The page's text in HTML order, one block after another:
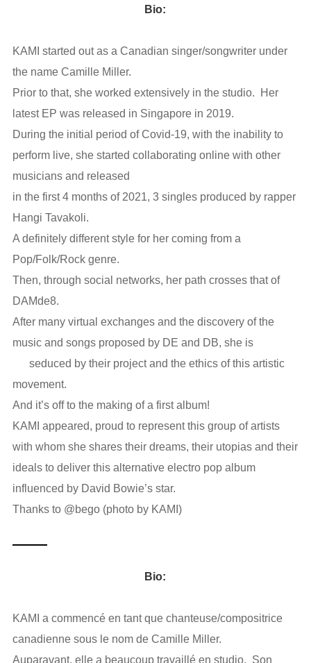
RETROUVEZ NOUS SUR LES
Bio:
KAMI started out as a Canadian singer/songwriter under
the name Camille Miller.
Prior to that, she worked extensively in the studio. Her
latest EP was released in Singapore in 2019.
During the initial period of Covid-19, with the inability to
perform live, she started collaborating online with other
musicians and released
in the first 4 months of 2021, 3 singles produced by rapper
Hangi Tavakoli.
A definitely different style for her coming from a
Pop/Folk/Rock genre.
Then, through social networks, her path crosses that of
DAMde8.
After many virtual exchanges and the discovery of the
music and songs proposed by DE and DB, she is
seduced by their project and the ethics of this artistic
movement.
And it’s off to the making of a first album!
KAMI appeared, proud to represent this group of artists
with whom she shares their dreams, their utopias and their
ideals to deliver this alternative electro pop album
influenced by David Bowie’s star.
Thanks to @bego (photo by KAMI)
Bio:
KAMI a commencé en tant que chanteuse/compositrice
canadienne sous le nom de Camille Miller.
Auparavant, elle a beaucoup travaillé en studio. Son